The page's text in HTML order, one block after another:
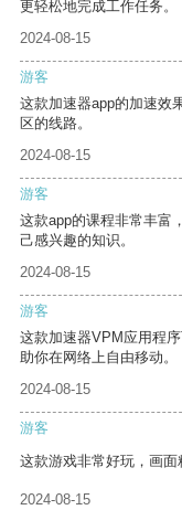
更轻松地完成工作任务。
2024-08-15
游客
这款加速器app的加速效
区的线路。
2024-08-15
游客
这款app的课程非常丰富
己感兴趣的知识。
2024-08-15
游客
这款加速器VPM应用程
助你在网络上自由移动。
2024-08-15
游客
这款游戏非常好玩，画面
2024-08-15